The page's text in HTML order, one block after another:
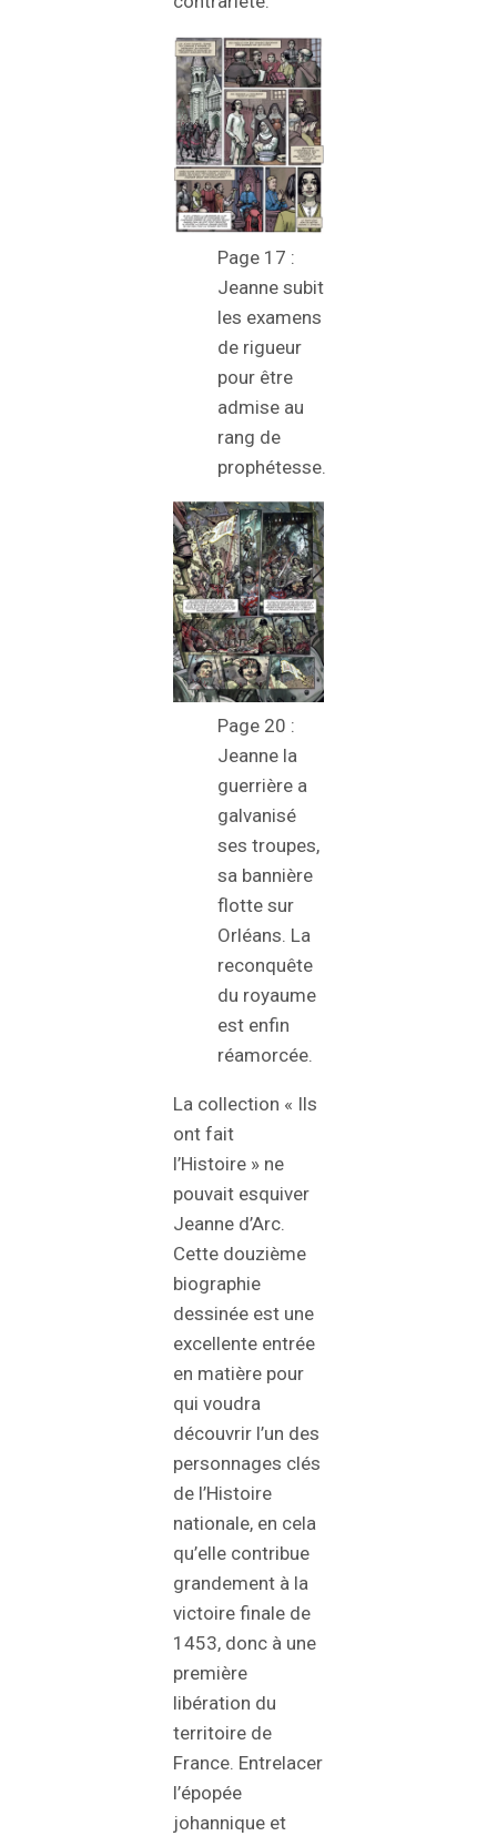
Page 17 :
Jeanne subit
les examens
de rigueur
pour être
admise au
rang de
prophétesse.
Page 20 :
Jeanne la
guerrière a
galvanisé
ses troupes,
sa bannière
flotte sur
Orléans. La
reconquête
du royaume
est enfin
réamorcée.
La collection « Ils
ont fait
l’Histoire » ne
pouvait esquiver
Jeanne d’Arc.
Cette douzième
biographie
dessinée est une
excellente entrée
en matière pour
qui voudra
découvrir l’un des
personnages clés
de l’Histoire
nationale, en cela
qu’elle contribue
grandement à la
victoire finale de
1453, donc à une
première
libération du
territoire de
France. Entrelacer
l’épopée
johannique et